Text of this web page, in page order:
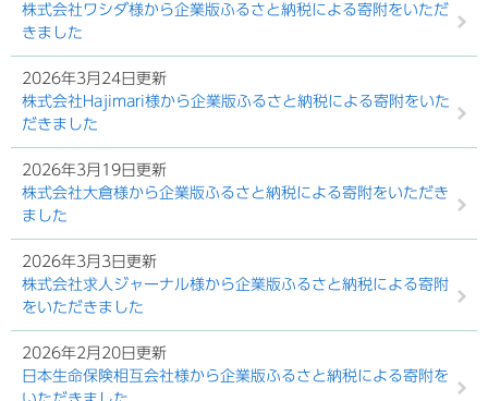
株式会社ワシダ様から企業版ふるさと納税による寄附をいただ
きました
2026年3月24日更新
株式会社Hajimari様から企業版ふるさと納税による寄附をいた
だきました
2026年3月19日更新
株式会社大倉様から企業版ふるさと納税による寄附をいただき
ました
2026年3月3日更新
株式会社求人ジャーナル様から企業版ふるさと納税による寄附
をいただきました
2026年2月20日更新
日本生命保険相互会社様から企業版ふるさと納税による寄附を